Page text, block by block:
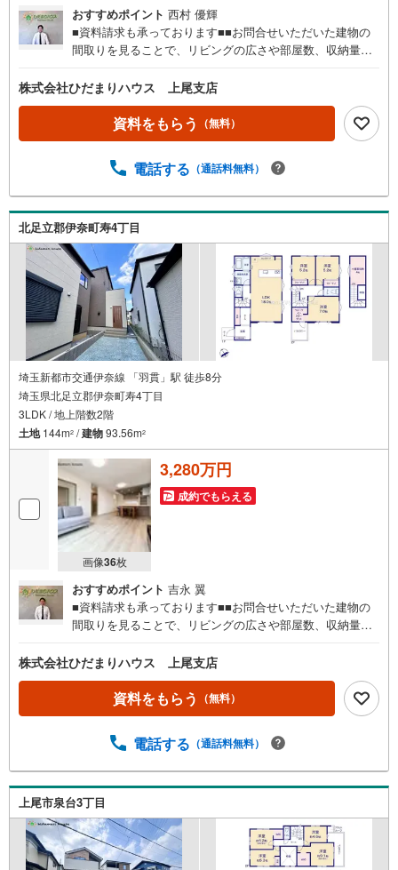
おすすめポイント 西村 優輝
■資料請求も承っております■■お問合せいただいた建物の
間取りを見ることで、リビングの広さや部屋数、収納量な
住宅ローンの返済シュミレーションなどもまとめて知るこ
とができます♪■メールにてご送付した後、パンフレットも
ご郵送できます☆彡■「まずは資料だけ見てみたい」という
方にオススメです☆彡■お問合せいただいた物件の近隣に、
ます♪■ご訪問やしつこい勧誘はいたしませんので、資料を
＾）/
株式会社ひだまりハウス 上尾支店
資料をもらう （無料）
電話する （通話料無料）
北足立郡伊奈町寿4丁目
埼玉新都市交通伊奈線 「羽貫」駅 徒歩8分
埼玉県北足立郡伊奈町寿4丁目
3LDK / 地上階数2階
土地144m2 /建物93.56m2
画像36枚
3,280万円
成約でもらえる
おすすめポイント 吉永 翼
■資料請求も承っております■■お問合せいただいた建物の
間取りを見ることで、リビングの広さや部屋数、収納量な
住宅ローンの返済シュミレーションなどもまとめて知るこ
とができます♪■メールにてご送付した後、パンフレットも
ご郵送できます☆彡■「まずは資料だけ見てみたい」という
方にオススメです☆彡■お問合せいただいた物件の近隣に、
ます♪■ご訪問やしつこい勧誘はいたしませんので、資料を
＾）/
株式会社ひだまりハウス 上尾支店
資料をもらう （無料）
電話する （通話料無料）
上尾市泉台3丁目